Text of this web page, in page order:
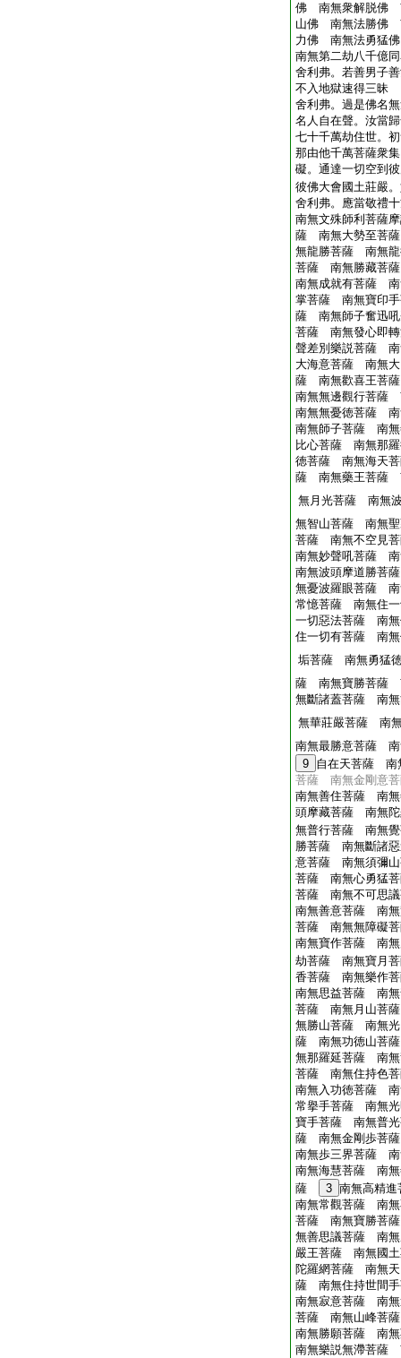
佛 南無衆解脱佛
山佛 南無法勝佛
力佛 南無法勇猛
南無第二劫八千億
舍利弗。若善男子
不入地獄速得三昧
舍利弗。過是佛名
名人自在聲。汝當
七十千萬劫住世。
那由他千萬菩薩衆
礙。通達一切空到
彼佛大會國土莊嚴
舍利弗。應當敬禮
南無文殊師利菩薩
薩 南無大勢至菩
無龍勝菩薩 南無
菩薩 南無勝藏菩
南無成就有菩薩
掌菩薩 南無寶印
薩 南無師子奮迅
菩薩 南無發心即
聲差別樂説菩薩
大海意菩薩 南無
薩 南無歡喜王菩
南無無邊觀行菩薩
南無無憂徳菩薩 南
南無師子菩薩 南
比心菩薩 南無那
徳菩薩 南無海天
薩 南無藥王菩薩
無月光菩薩 南無
無智山菩薩 南無
菩薩 南無不空見
南無妙聲吼菩薩 南
南無波頭摩道勝菩
無憂波羅眼菩薩
常憶菩薩 南無住
一切惡法菩薩 南
住一切有菩薩 南
垢菩薩 南無勇猛
薩 南無寶勝菩薩
無斷諸蓋菩薩 南
無華莊嚴菩薩 南
南無最勝意菩薩
9 自在天菩薩 南
菩薩 南無金剛意
南無善住菩薩 南
頭摩藏菩薩 南無
無普行菩薩 南無覺
勝菩薩 南無斷諸
意菩薩 南無須彌
菩薩 南無心勇猛
菩薩 南無不可思
南無善意菩薩 南
菩薩 南無無障礙
南無寶作菩薩 南
劫菩薩 南無寶月
香菩薩 南無樂作
南無思益菩薩 南
菩薩 南無月山菩
無勝山菩薩 南無
薩 南無功徳山菩
無那羅延菩薩 南
菩薩 南無住持色
南無入功徳菩薩
常擧手菩薩 南無
寶手菩薩 南無普
薩 南無金剛歩菩
南無歩三界菩薩 南
南無海慧菩薩 南無
薩
3 南無高精
南無常觀菩薩 南
菩薩 南無寶勝菩
無善思議菩薩 南
嚴王菩薩 南無國
陀羅網菩薩 南無
薩 南無住持世間
南無寂意菩薩 南
菩薩 南無山峰菩
南無勝願菩薩 南無
南無樂説無滯菩薩